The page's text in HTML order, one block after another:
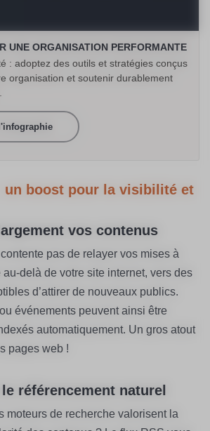
UNE ORGANISATION PERFORMANTE
: adoptez des outils et stratégies conçus
organisation et soutenir durablement
un boost pour la visibilité et
vos contenus
pas de relayer vos mises à
delà de votre site internet, vers des
d’attirer de nouveaux publics.
événements peuvent ainsi être
automatiquement. Un gros atout
pages web !
référencement naturel
moteurs de recherche valorisent la